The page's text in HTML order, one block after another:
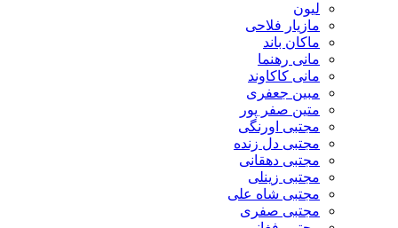
مازیار فلاحی
ماکان باند
مانی رهنما
مانی کاکاوند
مبین جعفری
متین صفر پور
مجتبی اورنگی
مجتبی دل زنده
مجتبی دهقانی
مجتبی زینلی
مجتبی شاه علی
مجتبی صفری